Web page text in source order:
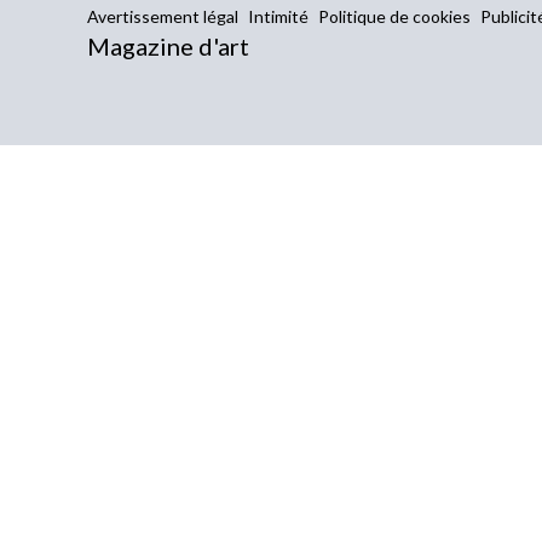
Avertissement légal Intimité Politique de cookies
Magazine d'art